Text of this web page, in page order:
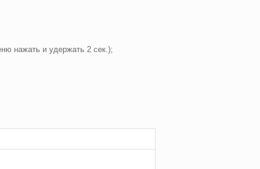
нажать и удержать 2 сек.);